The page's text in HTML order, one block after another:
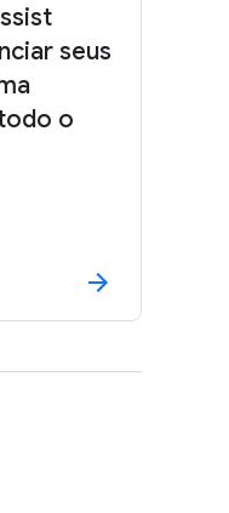
seus
o